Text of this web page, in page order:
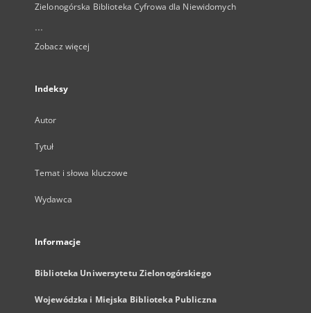
Zielonogórska Biblioteka Cyfrowa dla Niewidomych
...
Zobacz więcej
Indeksy
Autor
Tytuł
Temat i słowa kluczowe
Wydawca
Informacje
Biblioteka Uniwersytetu Zielonogórskiego
Wojewódzka i Miejska Biblioteka Publiczna